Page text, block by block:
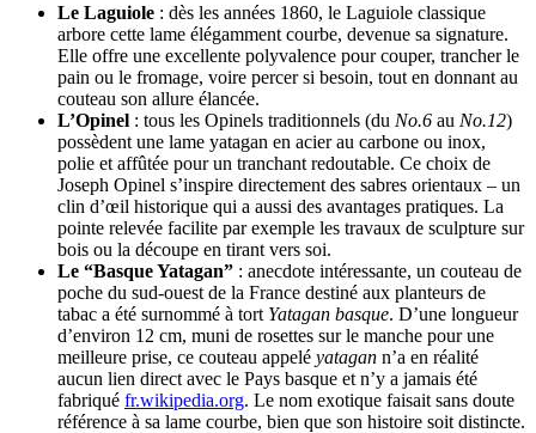
Le Laguiole : dès les années 1860, le Laguiole classique
arbore cette lame élégamment courbe, devenue sa signature.
Elle offre une excellente polyvalence pour couper, trancher le
pain ou le fromage, voire percer si besoin, tout en donnant au
couteau son allure élancée.
L’Opinel : tous les Opinels traditionnels (du No.6 au No.12)
possèdent une lame yatagan en acier au carbone ou inox,
polie et affûtée pour un tranchant redoutable. Ce choix de
Joseph Opinel s’inspire directement des sabres orientaux – un
clin d’œil historique qui a aussi des avantages pratiques. La
pointe relevée facilite par exemple les travaux de sculpture sur
bois ou la découpe en tirant vers soi.
Le “Basque Yatagan” : anecdote intéressante, un couteau de
poche du sud-ouest de la France destiné aux planteurs de
tabac a été surnommé à tort Yatagan basque. D’une longueur
d’environ 12 cm, muni de rosettes sur le manche pour une
meilleure prise, ce couteau appelé yatagan n’a en réalité
aucun lien direct avec le Pays basque et n’y a jamais été
fabriqué​ fr.wikipedia.org. Le nom exotique faisait sans doute
référence à sa lame courbe, bien que son histoire soit distincte.